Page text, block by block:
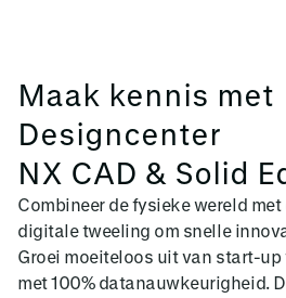
Maak kennis met
Designcenter
NX CAD & Solid
Combineer de fysieke wereld
digitale tweeling om snelle
Groei moeiteloos uit van start-
met 100% datanauwkeurigheid.